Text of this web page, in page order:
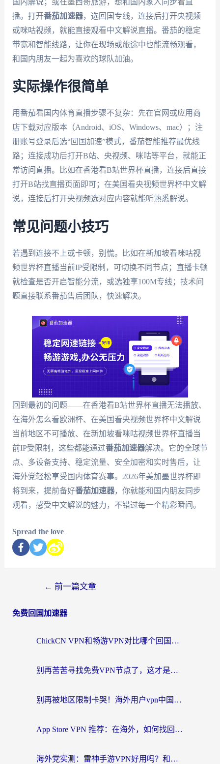
播。打开番茄加速器，选回国专线，连接后打开央视频
或咪咕视频，就能直接观看中文解说直播。番茄的稳定
带宽和智能线路，让你在现场或旅途中也能流畅观看，
和国内朋友一起为喜欢的球队加油。
实际操作很简单
用番茄看国内体育直播步骤不复杂：先在官网或应用商
店下载对应版本（Android、iOS、Windows、mac）；注
册账号登录后选“回国加速”模式，番茄智能推荐最优线
路；连接成功后打开B站、央视频、咪咕等平台，就能正
常访问直播。比如在香港看B站世界杯直播，连接后直接
打开B站找直播页面即可；在美国看央视频世界杯中文解
说，连接后打开央视频选对应内容就能听熟悉解说。
常见问题小技巧
若遇到连接不上或卡顿，别慌。比如在新加坡看咪咕视
频世界杯直播当前IP受限制，可切换不同节点；直播卡顿
就检查是否开启智能分流，或选独享100M专线；技术问
题直接联系番茄售后团队，快速解决。
回到最初的问题——在香港看B站世界杯直播无法播放、
在海外怎么看欧洲杯、在美国看央视频世界杯中文解说
当前地区不可播放、在新加坡看咪咕视频世界杯直播当
前IP受限制，这些都能通过番茄加速器解决。它的全球节
点、多设备支持、稳定流量、安全加密和实时售后，让
海外党轻松享受国内体育赛事。2026年美加墨世界杯即
将到来，提前备好番茄加速器，你就能和国内朋友同步
观看，感受中文解说的魅力，不错过每一个精彩瞬间。
Spread the love
← 前一篇文章
免费回国加速器
ChickCN VPN和畅游VPN对比哪个回国效果更好？海外党必看的回国加速器选择指南
别再苦苦寻找免费VPN节点了，这才是海外访问国内资源的正确姿势
别再被地区限制卡哭！海外用户vpn中国下载全攻略，无缝刷剧办公社交
App Store VPN 推荐：在海外，如何找回那扇回家的“任意门”？
海外党实测：雷神手游VPN好用吗？和闪电VPN对比哪个回国效果更好？附小众工具深度测评